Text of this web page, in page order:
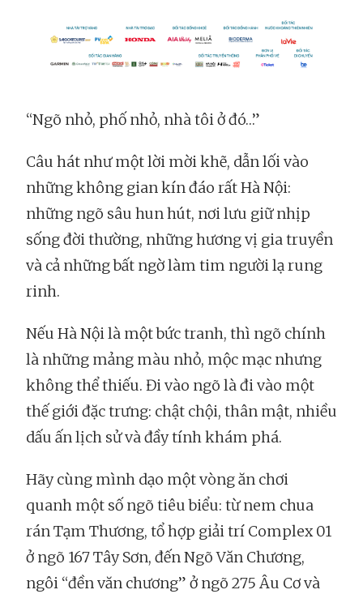
“Ngõ nhỏ, phố nhỏ, nhà tôi ở đó…”
Câu hát như một lời mời khẽ, dẫn lối vào
những không gian kín đáo rất Hà Nội:
những ngõ sâu hun hút, nơi lưu giữ nhịp
sống đời thường, những hương vị gia truyền
và cả những bất ngờ làm tim người lạ rung
rinh.
Nếu Hà Nội là một bức tranh, thì ngõ chính
là những mảng màu nhỏ, mộc mạc nhưng
không thể thiếu. Đi vào ngõ là đi vào một
thế giới đặc trưng: chật chội, thân mật, nhiều
dấu ấn lịch sử và đầy tính khám phá.
Hãy cùng mình dạo một vòng ăn chơi
quanh một số ngõ tiêu biểu: từ nem chua
rán Tạm Thương, tổ hợp giải trí Complex 01
ở ngõ 167 Tây Sơn, đến Ngõ Văn Chương,
ngôi “đền văn chương” ở ngõ 275 Âu Cơ và